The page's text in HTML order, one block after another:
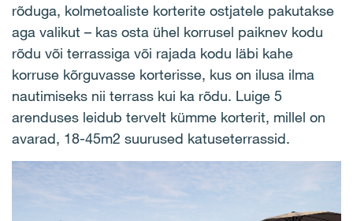
rõduga, kolmetoaliste korterite ostjatele pakutakse
aga valikut – kas osta ühel korrusel paiknev kodu
rõdu või terrassiga või rajada kodu läbi kahe
korruse kõrguvasse korterisse, kus on ilusa ilma
nautimiseks nii terrass kui ka rõdu. Luige 5
arenduses leidub tervelt kümme korterit, millel on
avarad, 18-45m2 suurused katuseterrassid.